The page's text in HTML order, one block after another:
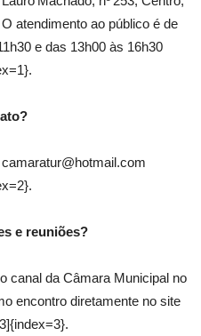
atendimento ao público é de
e das 13h00 às 16h30
camaratur@hotmail.com
e reuniões?
canal da Câmara Municipal no
encontro diretamente no site